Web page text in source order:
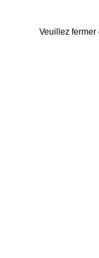
Veuillez fermer